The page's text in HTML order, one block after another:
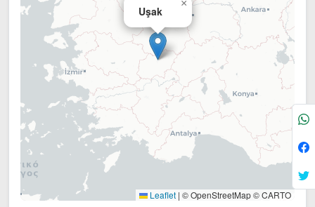
Uşak
×
Leaflet | © OpenStreetMap © CARTO